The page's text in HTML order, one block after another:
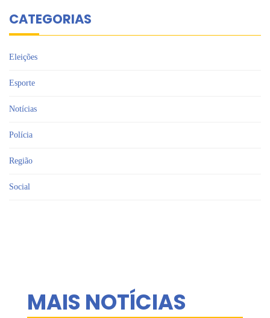
CATEGORIAS
Eleições
Esporte
Notícias
Polícia
Região
Social
MAIS NOTÍCIAS